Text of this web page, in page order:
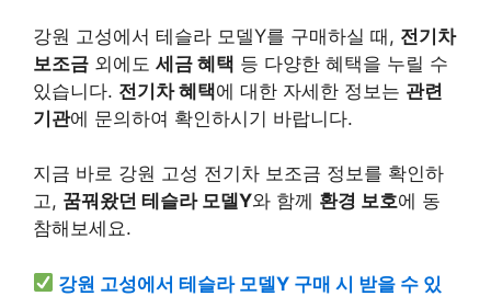
강원 고성에서 테슬라 모델Y를 구매하실 때, 전기차
보조금 외에도 세금 혜택 등 다양한 혜택을 누릴 수
있습니다. 전기차 혜택에 대한 자세한 정보는 관련
기관에 문의하여 확인하시기 바랍니다.
지금 바로 강원 고성 전기차 보조금 정보를 확인하
고, 꿈꿔왔던 테슬라 모델Y와 함께 환경 보호에 동
참해보세요.
강원 고성에서 테슬라 모델Y 구매 시 받을 수 있